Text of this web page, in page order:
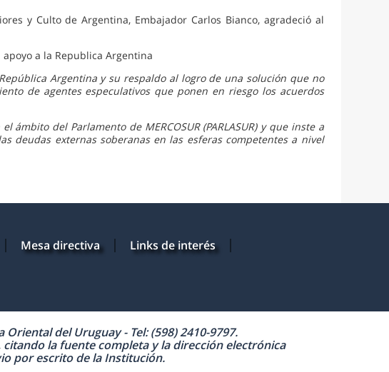
y Culto de Argentina, Embajador Carlos Bianco, agradeció al
a la Republica Argentina
Argentina y su respaldo al logro de una solución que no
de agentes especulativos que ponen en riesgo los acuerdos
ámbito del Parlamento de MERCOSUR (PARLASUR) y que inste a
deudas externas soberanas en las esferas competentes a nivel
Mesa directiva
Links de interés
del Uruguay - Tel: (598) 2410-9797.
la fuente completa y la dirección electrónica
por escrito de la Institución.